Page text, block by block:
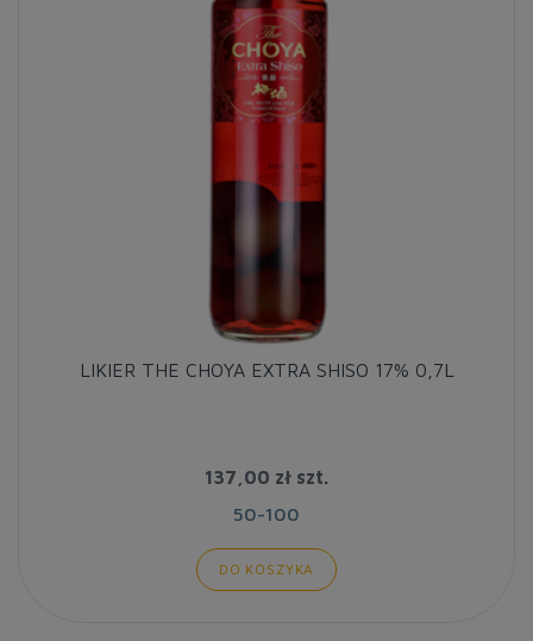
LIKIER THE CHOYA EXTRA SHISO 17% 0,7L
137,00 zł szt.
50-100
DO KOSZYKA